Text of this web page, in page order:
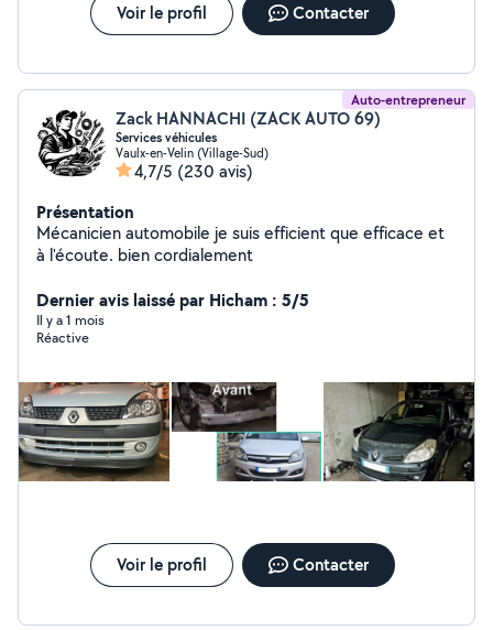
Voir le profil Contacter
Auto-entrepreneur
Zack HANNACHI (ZACK AUTO 69)
Services véhicules
Vaulx-en-Velin (Village-Sud)
4,7/5 (230 avis)
Présentation
Mécanicien automobile je suis efficient que efficace et
à l'écoute. bien cordialement
Dernier avis laissé par Hicham : 5/5
Il y a 1 mois
Réactive
Voir le profil Contacter